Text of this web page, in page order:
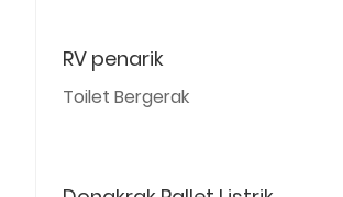
RV penarik
Toilet Bergerak